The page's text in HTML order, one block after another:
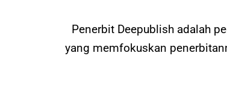
Penerbit Deepublish adalah
yang memfokuskan